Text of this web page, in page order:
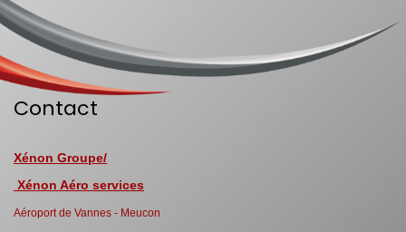
Contact
Xénon Groupe/
Xénon Aéro services
Aéroport de Vannes - Meucon